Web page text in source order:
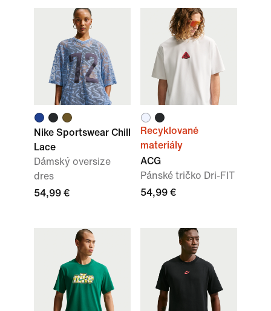
Nike Sportswear Chill
Lace
Dámský oversize
dres
54,99 €
Recyklované
materiály
ACG
Pánské tričko Dri-FIT
54,99 €